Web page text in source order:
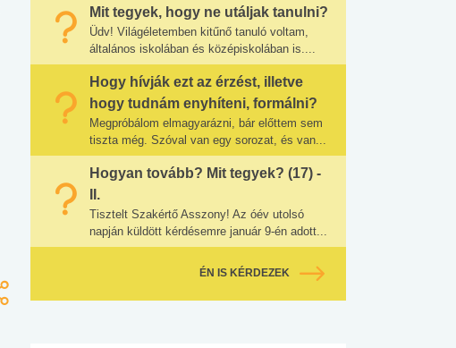
Mit tegyek, hogy ne utáljak tanulni?
Üdv! Világéletemben kitűnő tanuló voltam,
általános iskolában és középiskolában is....
Hogy hívják ezt az érzést, illetve
hogy tudnám enyhíteni, formálni?
Megpróbálom elmagyarázni, bár előttem sem
tiszta még. Szóval van egy sorozat, és van...
Hogyan tovább? Mit tegyek? (17) -
II.
Tisztelt Szakértő Asszony! Az óév utolsó
napján küldött kérdésemre január 9-én adott...
ÉN IS KÉRDEZEK